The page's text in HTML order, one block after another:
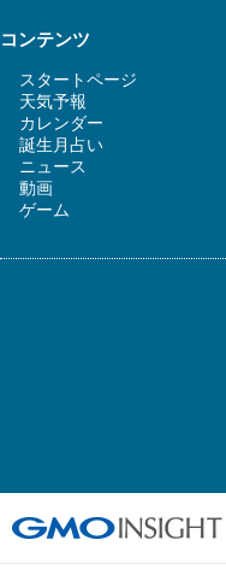
コンテンツ
スタートページ
天気予報
カレンダー
誕生月占い
ニュース
動画
ゲーム